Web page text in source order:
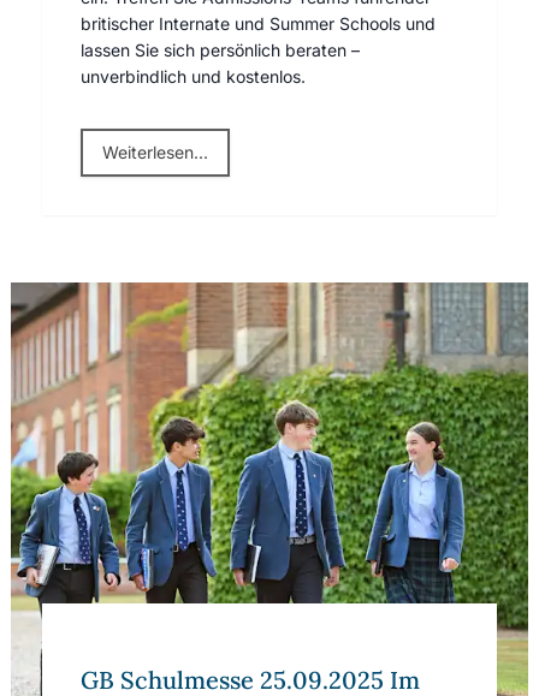
britischer Internate und Summer Schools und
lassen Sie sich persönlich beraten –
unverbindlich und kostenlos.
Weiterlesen...
GB Schulmesse 25.09.2025 Im Seehaus München
GB Schulmesse 25.09.2025 Im